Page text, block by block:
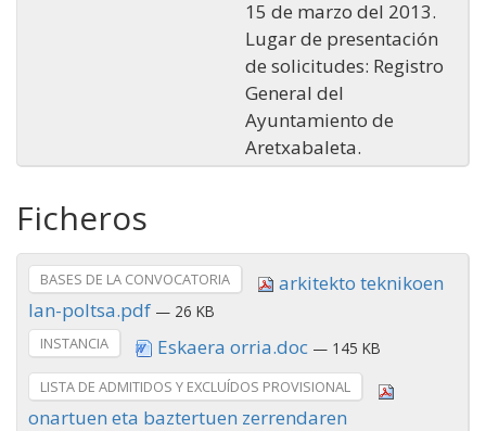
15 de marzo del 2013.
Lugar de presentación
de solicitudes: Registro
General del
Ayuntamiento de
Aretxabaleta.
Ficheros
BASES DE LA CONVOCATORIA
arkitekto teknikoen
lan-poltsa.pdf — 26 KB
INSTANCIA Eskaera orria.doc — 145 KB
LISTA DE ADMITIDOS Y EXCLUÍDOS PROVISIONAL
onartuen eta baztertuen zerrendaren